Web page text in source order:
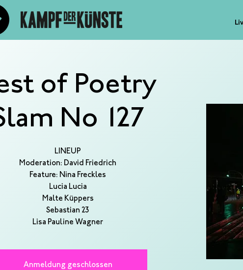
of Poetry
No 127
LINEUP
Moderation: David Friedrich
Feature: Nina Freckles
Lucia Lucia
Malte Küppers
Sebastian 23
Lisa Pauline Wagner
Anmeldung geschlossen